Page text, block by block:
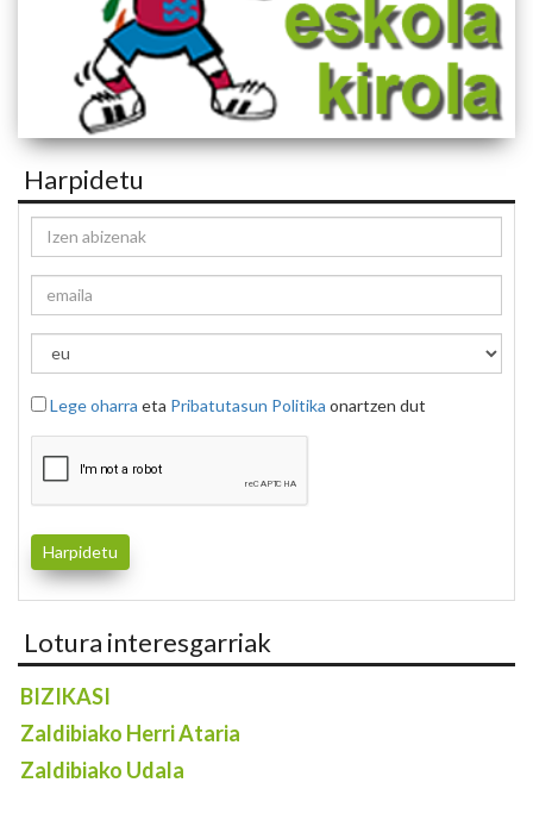
Harpidetu
Lege oharra eta Pribatutasun Politika onartzen dut
Lotura interesgarriak
BIZIKASI
Zaldibiako Herri Ataria
Zaldibiako Udala